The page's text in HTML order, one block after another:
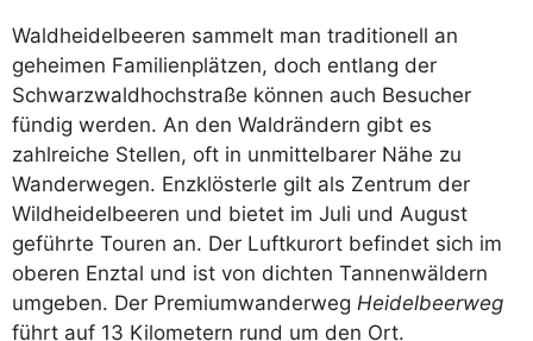
Waldheidelbeeren sammelt man traditionell an
geheimen Familienplätzen, doch entlang der
Schwarzwaldhochstraße können auch Besucher
fündig werden. An den Waldrändern gibt es
zahlreiche Stellen, oft in unmittelbarer Nähe zu
Wanderwegen. Enzklösterle gilt als Zentrum der
Wildheidelbeeren und bietet im Juli und August
geführte Touren an. Der Luftkurort befindet sich im
oberen Enztal und ist von dichten Tannenwäldern
umgeben. Der Premiumwanderweg Heidelbeerweg
führt auf 13 Kilometern rund um den Ort.